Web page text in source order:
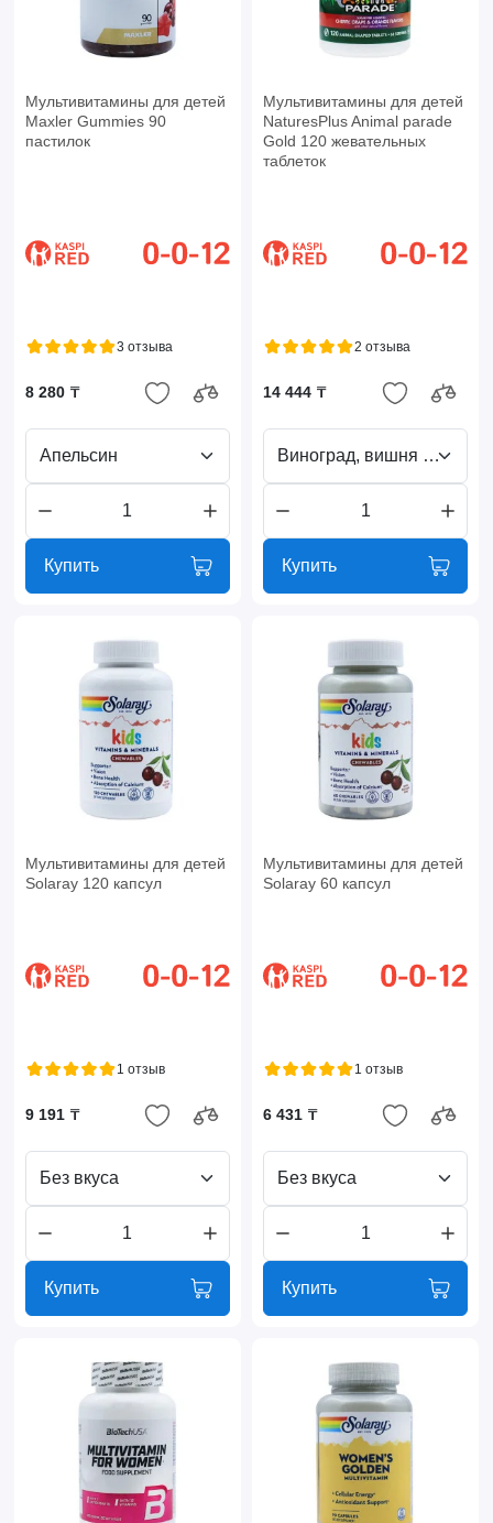
Мультивитамины для детей
Maxler Gummies 90
пастилок
3 отзыва
8 280 ₸
Апельсин
Купить
Мультивитамины для детей
NaturesPlus Animal parade
Gold 120 жевательных
таблеток
2 отзыва
14 444 ₸
Виноград, вишня и апельсин
Купить
Мультивитамины для детей
Solaray 120 капсул
1 отзыв
9 191 ₸
Без вкуса
Купить
Мультивитамины для детей
Solaray 60 капсул
1 отзыв
6 431 ₸
Без вкуса
Купить